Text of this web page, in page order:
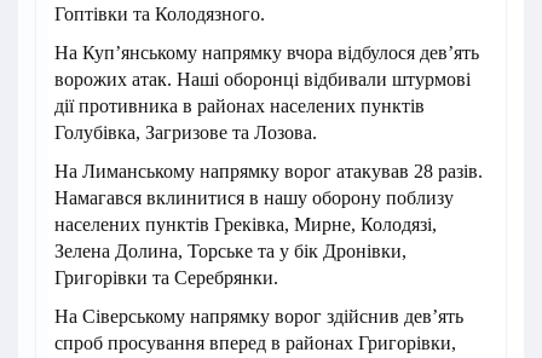
Гоптівки та Колодязного.
На Куп’янському напрямку вчора відбулося дев’ять
ворожих атак. Наші оборонці відбивали штурмові
дії противника в районах населених пунктів
Голубівка, Загризове та Лозова.
На Лиманському напрямку ворог атакував 28 разів.
Намагався вклинитися в нашу оборону поблизу
населених пунктів Греківка, Мирне, Колодязі,
Зелена Долина, Торське та у бік Дронівки,
Григорівки та Серебрянки.
На Сіверському напрямку ворог здійснив дев’ять
спроб просування вперед в районах Григорівки,